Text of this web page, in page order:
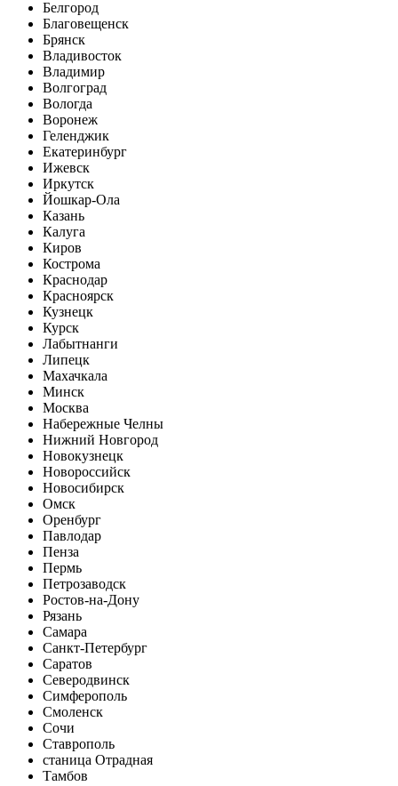
Белгород
Благовещенск
Брянск
Владивосток
Владимир
Волгоград
Вологда
Воронеж
Геленджик
Екатеринбург
Ижевск
Иркутск
Йошкар-Ола
Казань
Калуга
Киров
Кострома
Краснодар
Красноярск
Кузнецк
Курск
Лабытнанги
Липецк
Махачкала
Минск
Москва
Набережные Челны
Нижний Новгород
Новокузнецк
Новороссийск
Новосибирск
Омск
Оренбург
Павлодар
Пенза
Пермь
Петрозаводск
Ростов-на-Дону
Рязань
Самара
Санкт-Петербург
Саратов
Северодвинск
Симферополь
Смоленск
Сочи
Ставрополь
станица Отрадная
Тамбов